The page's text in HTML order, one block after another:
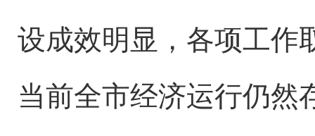
设成效明显，各项工作
当前全市经济运行仍然